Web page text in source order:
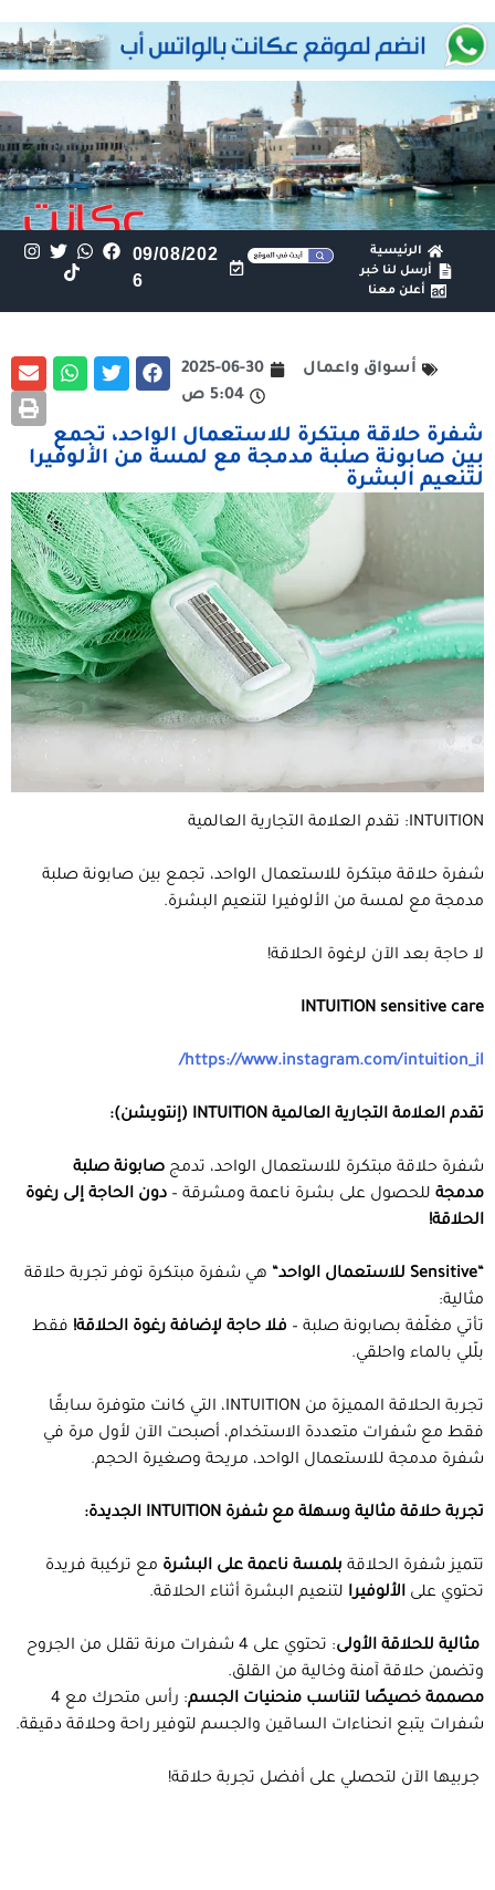
الرئيسية
أرسل لنا خبر
أعلن معنا
09/08/202
6
أسواق واعمال
2025-06-30
5:04 ص
شفرة حلاقة مبتكرة للاستعمال الواحد، تجمع
بين صابونة صلبة مدمجة مع لمسة من الألوفيرا
لتنعيم البشرة
INTUITION: تقدم العلامة التجارية العالمية
شفرة حلاقة مبتكرة للاستعمال الواحد، تجمع بين صابونة صلبة
مدمجة مع لمسة من الألوفيرا لتنعيم البشرة.
لا حاجة بعد الآن لرغوة الحلاقة!
INTUITION sensitive care
https://www.instagram.com/intuition_il
/
تقدم العلامة التجارية العالمية إنتويشن):
شفرة حلاقة مبتكرة للاستعمال الواحد، تدمج صابونة صلبة
مدمجة للحصول على بشرة ناعمة ومشرقة – دون الحاجة إلى رغوة
الحلاقة!
“Sensitive للاستعمال الواحد“ هي شفرة مبتكرة توفر تجربة حلاقة
مثالية:
تأتي مغلّفة بصابونة صلبة – فلا حاجة لإضافة رغوة الحلاقة! فقط
بلّلي بالماء واحلقي.
تجربة الحلاقة المميزة من INTUITION، التي كانت متوفرة سابقًا
فقط مع شفرات متعددة الاستخدام، أصبحت الآن لأول مرة في
شفرة مدمجة للاستعمال الواحد، مريحة وصغيرة الحجم.
تجربة حلاقة مثالية وسهلة مع شفرة الجديدة:
تتميز شفرة الحلاقة بلمسة ناعمة على البشرة مع تركيبة فريدة
تحتوي على الألوفيرا لتنعيم البشرة أثناء الحلاقة.
مثالية للحلاقة الأولى
: تحتوي على 4 شفرات مرنة تقلل من الجروح
وتضمن حلاقة آمنة وخالية من القلق.
مصممة خصيصًا لتناسب منحنيات الجسم
: رأس متحرك مع 4
شفرات يتبع انحناءات الساقين والجسم لتوفير راحة وحلاقة دقيقة.
جربيها الآن لتحصلي على أفضل تجربة حلاقة!